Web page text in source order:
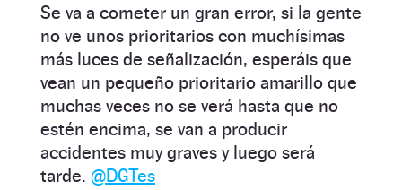
Se va a cometer un gran error, si la gente
no ve unos prioritarios con muchísimas
más luces de señalización, esperáis que
vean un pequeño prioritario amarillo que
muchas veces no se verá hasta que no
estén encima, se van a producir
accidentes muy graves y luego será
tarde. @DGTes